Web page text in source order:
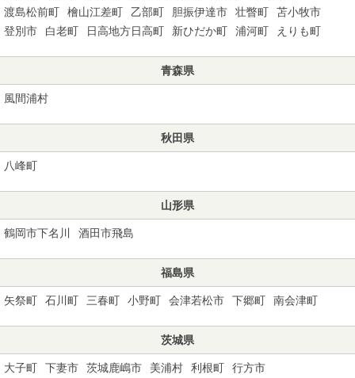
渡島松前町
檜山江差町 乙部町 胆振伊達市 壮瞥町
苫小牧市
登別市
白老町 日高地方日高町 新ひだか町 浦河町 えりも町
青森県
風間浦村
秋田県
八峰町
山形県
鶴岡市下名川 酒田市飛島
福島県
矢祭町 石川町 三春町 小野町 会津若松市 下郷町 南会津町
茨城県
大子町 下妻市 茨城鹿嶋市 美浦村 利根町 行方市